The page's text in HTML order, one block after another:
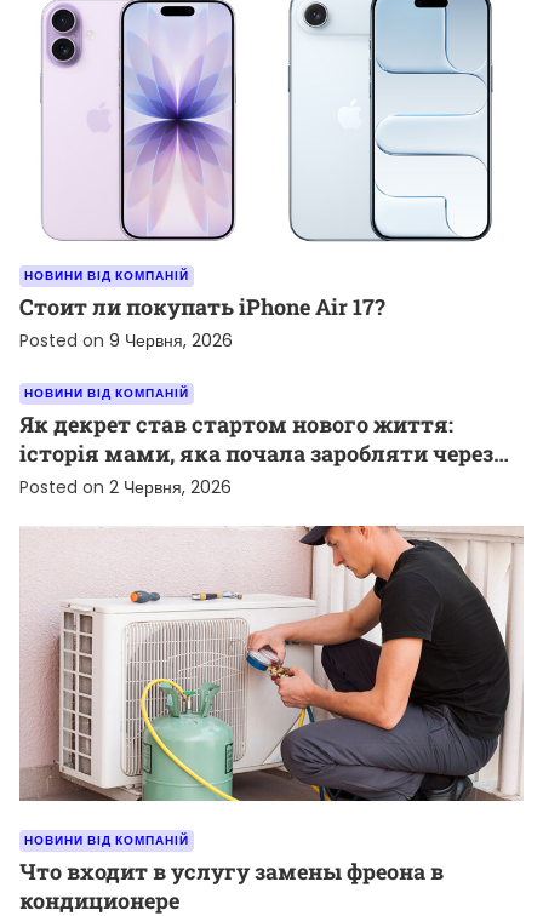
НОВИНИ ВІД КОМПАНІЙ
Стоит ли покупать iPhone Air 17?
Posted on 9 Червня, 2026
НОВИНИ ВІД КОМПАНІЙ
Як декрет став стартом нового життя:
історія мами, яка почала заробляти через
TikTok
Posted on 2 Червня, 2026
НОВИНИ ВІД КОМПАНІЙ
Что входит в услугу замены фреона в
кондиционере